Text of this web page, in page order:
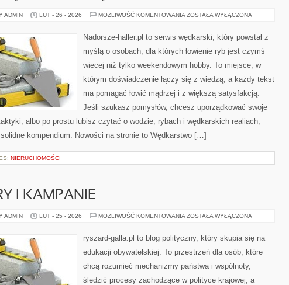
ADMIN LUT - 26 - 2026 MOŻLIWOŚĆ KOMENTOWANIA Z
GRANICĄ
ZOSTAŁA WYŁĄCZONA
Nadorsze-haller.pl to serwis wędkarski, który powstał z
myślą o osobach, dla których łowienie ryb jest czymś
więcej niż tylko weekendowym hobby. To miejsce, w
którym doświadczenie łączy się z wiedzą, a każdy tekst
ma pomagać łowić mądrzej i z większą satysfakcją.
Jeśli szukasz pomysłów, chcesz uporządkować swoje
albo po prostu lubisz czytać o wodzie, rybach i wędkarskich realiach,
kompendium. Nowości na stronie to Wędkarstwo […]
NIERUCHOMOŚCI
I KAMPANIE
ADMIN LUT - 25 - 2026 MOŻLIWOŚĆ KOMENTOWANIA WYBORY
ZOSTAŁA WYŁĄCZONA
ryszard-galla.pl to blog polityczny, który skupia się na
edukacji obywatelskiej. To przestrzeń dla osób, które
chcą rozumieć mechanizmy państwa i wspólnoty,
śledzić procesy zachodzące w polityce krajowej, a